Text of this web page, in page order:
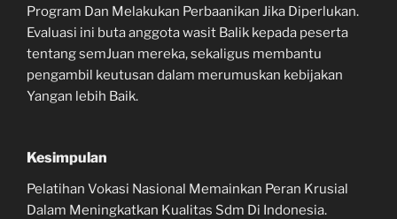
Program Dan Melakukan Perbaanikan Jika Diperlukan.
Evaluasi ini buta anggota wasit Balik kepada peserta
tentang semJuan mereka, sekaligus membantu
pengambil keutusan dalam merumuskan kebijakan
Yangan lebih Baik.
Kesimpulan
Pelatihan Vokasi Nasional Memainkan Peran Krusial
Dalam Meningkatkan Kualitas Sdm Di Indonesia.